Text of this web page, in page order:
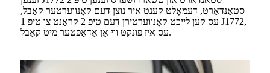
סטאַנדאַרט, דעמאָלט קענט איר נוצן דעם קאָנווערטער קאַבל,
עס קען לייכט קאָנווערטירן דעם טיפּ 2 קראַנט צו טיפּ 1 J1772,
עס איז פּונקט ווי אַן אַדאַפּטער מיט קאַבל.